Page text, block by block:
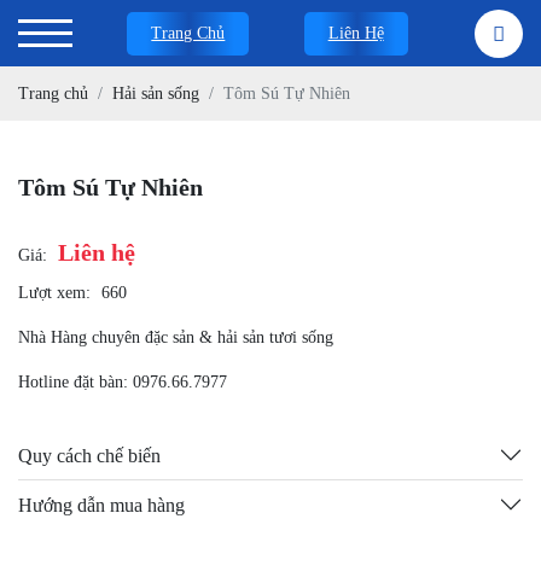
Trang Chủ Liên Hệ
Trang chủ Hải sản sống Tôm Sú Tự Nhiên
Tôm Sú Tự Nhiên
Giá: Liên hệ
Lượt xem: 660
Nhà Hàng chuyên đặc sản & hải sản tươi sống
Hotline đặt bàn: 0976.66.7977
Quy cách chế biến
Hướng dẫn mua hàng